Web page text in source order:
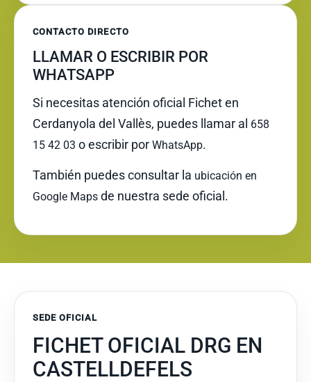
CONTACTO DIRECTO
LLAMAR O ESCRIBIR POR
WHATSAPP
Si necesitas atención oficial Fichet en
Cerdanyola del Vallès, puedes llamar al 658
15 42 03 o escribir por WhatsApp.
También puedes consultar la ubicación en
Google Maps de nuestra sede oficial.
SEDE OFICIAL
FICHET OFICIAL DRG EN
CASTELLDEFELS